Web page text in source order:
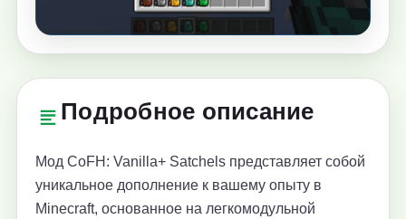
Подробное описание
Мод CoFH: Vanilla+ Satchels представляет собой
уникальное дополнение к вашему опыту в
Minecraft, основанное на легкомодульной